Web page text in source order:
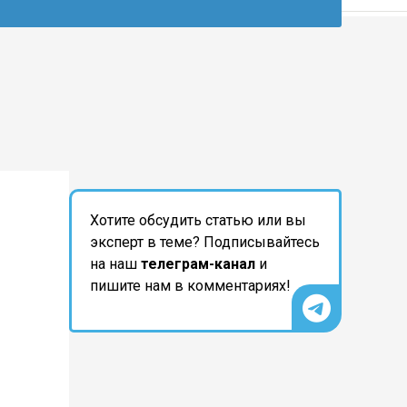
Хотите обсудить статью или вы
эксперт в теме? Подписывайтесь
на наш телеграм-канал и
пишите нам в комментариях!